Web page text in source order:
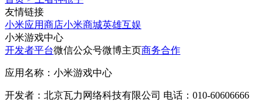
友情链接
小米应用商店小米商城英雄互娱
小米游戏中心
开发者平台微信公众号微博主页商务合作
应用名称：小米游戏中心
开发者：北京瓦力网络科技有限公司 电话：010-60606666